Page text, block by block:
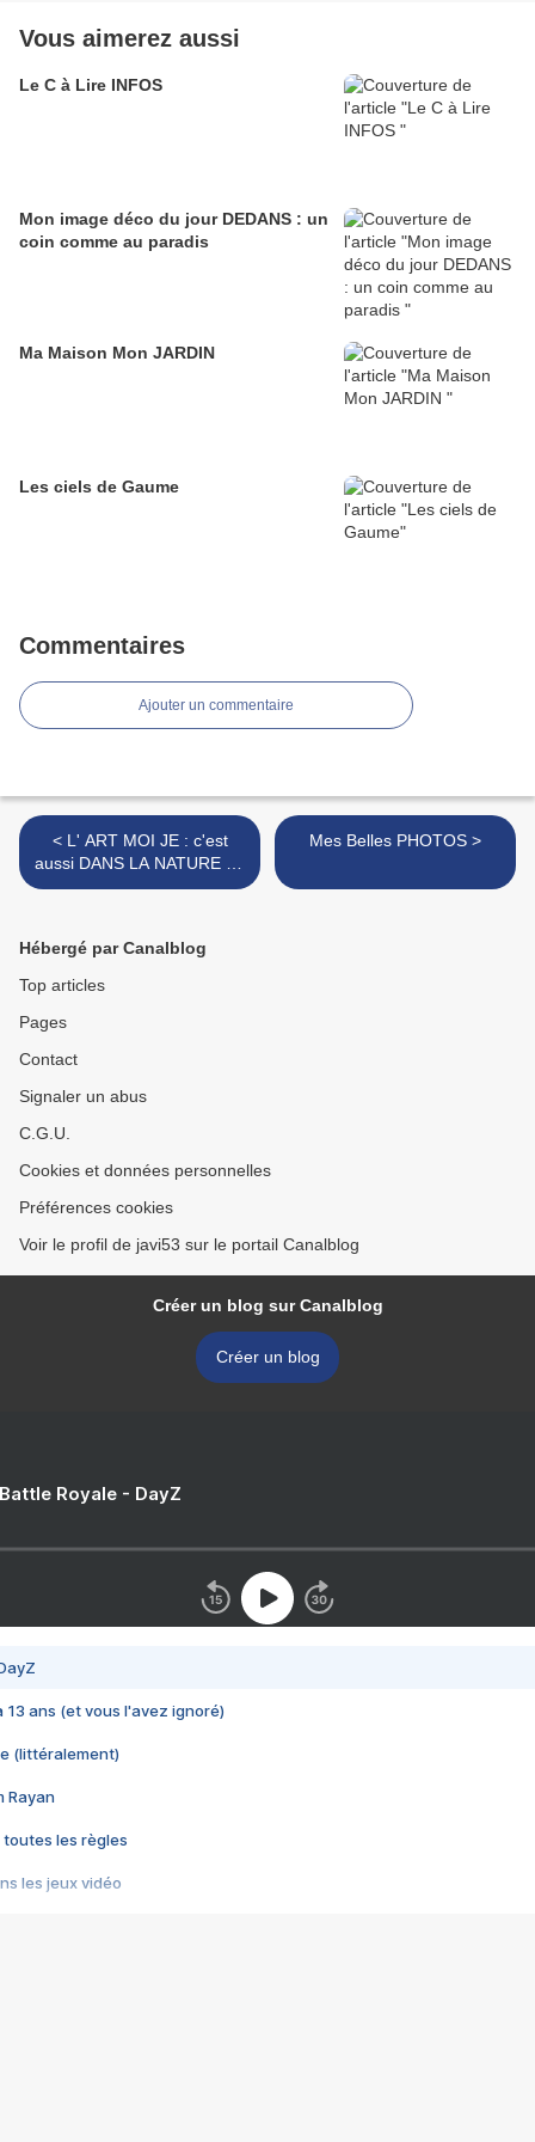
Vous aimerez aussi
Le C à Lire INFOS
Mon image déco du jour DEDANS : un
coin comme au paradis
Ma Maison Mon JARDIN
Les ciels de Gaume
Commentaires
Ajouter un commentaire
< L' ART MOI JE : c'est
aussi DANS LA NATURE - +
METEO 21,8 a 15h
Mes Belles PHOTOS >
Hébergé par Canalblog
Top articles
Pages
Contact
Signaler un abus
C.G.U.
Cookies et données personnelles
Préférences cookies
Voir le profil de javi53 sur le portail Canalblog
Créer un blog sur Canalblog
Créer un blog
Royale - DayZ
13 ans (et vous l'avez ignoré)
(littéralement)
Rayan
toutes les règles
les jeux vidéo